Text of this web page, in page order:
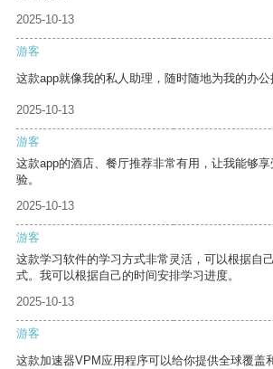
2025-10-13
游客
这款app就像我的私人助理，随时随地为我的办公
2025-10-13
游客
这款app的酒店、餐厅推荐非常有用，让我能够
验。
2025-10-13
游客
这款学习软件的学习方式非常灵活，可以根据自
式。我可以根据自己的时间安排学习进度。
2025-10-13
游客
这款加速器VPM应用程序可以给你提供全球覆盖